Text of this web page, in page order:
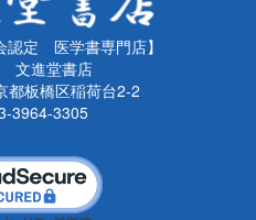
認定 医学書専門店】
文進堂書店
都板橋区稲荷台2-2
3964-3305